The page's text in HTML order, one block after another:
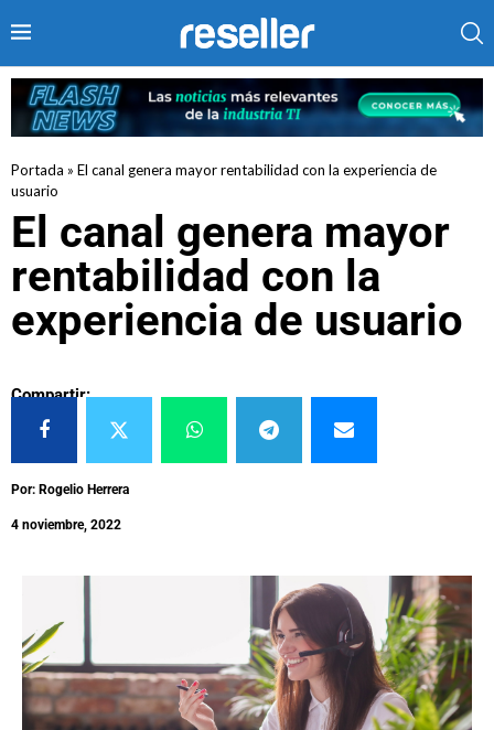
Portada » El canal genera mayor rentabilidad con la experiencia de
usuario
El canal genera mayor
rentabilidad con la
experiencia de usuario
Compartir:
Por: Rogelio Herrera
4 noviembre, 2022